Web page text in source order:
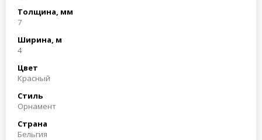
Толщина, мм
7
Ширина, м
4
Цвет
Красный
Стиль
Орнамент
Страна
Бельгия